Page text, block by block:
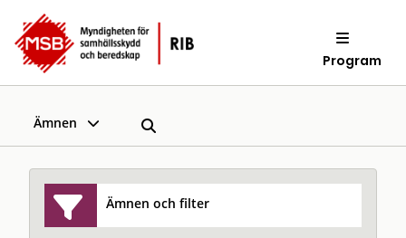
Program
Ämnen
Ämnen och filter